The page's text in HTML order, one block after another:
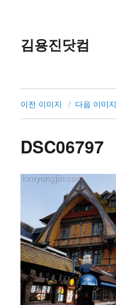
김용진닷컴
이전 이미지 다음 이미지
DSC06797